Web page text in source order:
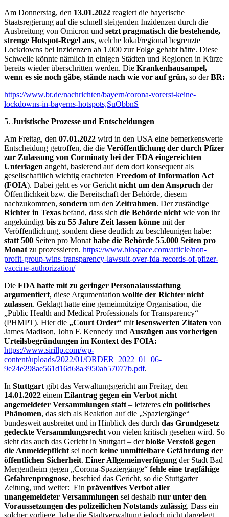
Am Donnerstag, den 13.01.2022 reagiert die bayerische
Staatsregierung auf die schnell steigenden Inzidenzen durch die
Ausbreitung von Omicron und setzt pragmatisch die bestehende,
strenge Hotspot-Regel aus, welche lokal/regional begrenzte
Lockdowns bei Inzidenzen ab 1.000 zur Folge gehabt hätte. Diese
Schwelle könnte nämlich in einigen Städten und Regionen in Kürze
bereits wieder überschritten werden. Die Krankenhausampel,
wenn es sie noch gäbe, stände nach wie vor auf grün, so derBR:
https://www.br.de/nachrichten/bayern/corona-vorerst-keine-
lockdowns-in-bayerns-hotspots,SuObbnS
5. Juristische Prozesse und Entscheidungen
Am Freitag, den 07.01.2022 wird in den USA eine bemerkenswerte
Entscheidung getroffen, die die Veröffentlichung der durch Pfizer
zur Zulassung von Corminaty bei der FDA eingereichten
Unterlagen angeht, basierend auf dem dort konsequent als
gesellschaftlich wichtig erachteten Freedom of Information Act
(FOIA). Dabei geht es vor Gericht nicht um den Anspruch der
Öffentlichkeit bzw. die Bereitschaft der Behörde, diesem
nachzukommen, sondern um den Zeitrahmen. Der zuständige
Richter in Texas befand, dass sich die Behörde nicht wie von ihr
angekündigt bis zu 55 Jahre Zeit lassen könne mit der
Veröffentlichung, sondern diese deutlich zu beschleunigen habe:
statt 500 Seiten pro Monat habe die Behörde 55.000 Seiten pro
Monat zu prozessieren. https://www.biospace.com/article/non-
profit-group-wins-transparency-lawsuit-over-fda-records-of-pfizer-
vaccine-authorization/
Die FDA hatte mit zu geringer Personalausstattung
argumentiert, diese Argumentation wollte der Richter nicht
zulassen. Geklagt hatte eine gemeinnützige Organisation, die
„Public Health and Medical Professionals for Transparency“
(PHMPT). Hier die „Court Order“ mit lesenswerten Zitaten von
James Madison, John F. Kennedy und Auszügen aus vorherigen
Urteilsbegründungen im Kontext des FOIA:
https://www.sirillp.com/wp-
content/uploads/2022/01/ORDER_2022_01_06-
9e24e298ae561d16d68a3950ab57077b.pdf.
In Stuttgart gibt das Verwaltungsgericht am Freitag, den
14.01.2022 einem Eilantrag gegen ein Verbot nicht
angemeldeter Versammlungen statt – letzteres ein politisches
Phänomen, das sich als Reaktion auf die „Spaziergänge“
bundesweit ausbreitet und in Hinblick des durch das Grundgesetz
gedeckte Versammlungsrecht von vielen kritisch gesehen wird. So
sieht das auch das Gericht in Stuttgart – derbloße Verstoß gegen
die Anmeldepflicht sei noch keine unmittelbare Gefährdung der
öffentlichen Sicherheit. Einer Allgemeinverfügung der Stadt Bad
Mergentheim gegen „Corona-Spaziergänge“ fehle eine tragfähige
Gefahrenprognose, beschied das Gericht, so die Stuttgarter
Zeitung, und weiter: Ein präventives Verbot aller
unangemeldeter Versammlungen sei deshalb nur unter den
Voraussetzungen des polizeilichen Notstands zulässig. Dass ein
solcher vorliege, habe die Stadtverwaltung jedoch nicht dargelegt.